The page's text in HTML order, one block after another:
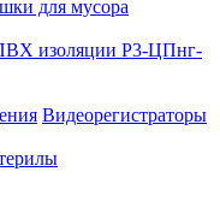
для мусора
изоляции Р3-ЦПнг-
Видеорегистраторы